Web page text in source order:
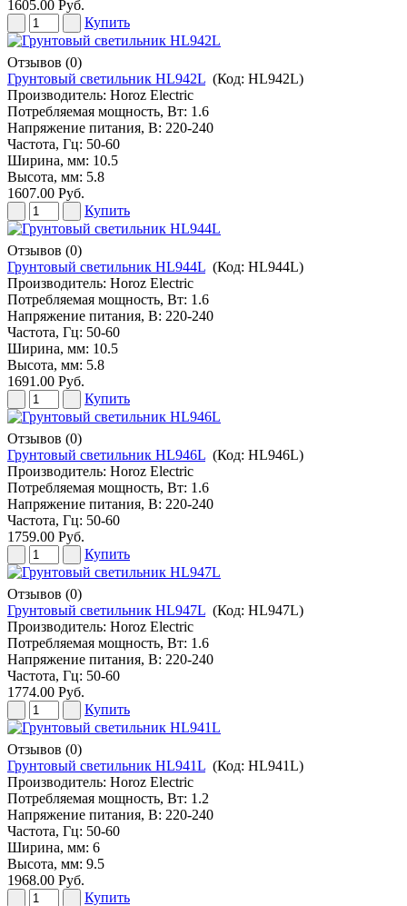
1605.00 Руб.
Купить
Отзывов (0)
Грунтовый светильник HL942L (Код: HL942L)
Производитель: Horoz Electric
Потребляемая мощность, Вт: 1.6
Напряжение питания, В: 220-240
Частота, Гц: 50-60
Ширина, мм: 10.5
Высота, мм: 5.8
1607.00 Руб.
Купить
Отзывов (0)
Грунтовый светильник HL944L (Код: HL944L)
Производитель: Horoz Electric
Потребляемая мощность, Вт: 1.6
Напряжение питания, В: 220-240
Частота, Гц: 50-60
Ширина, мм: 10.5
Высота, мм: 5.8
1691.00 Руб.
Купить
Отзывов (0)
Грунтовый светильник HL946L (Код: HL946L)
Производитель: Horoz Electric
Потребляемая мощность, Вт: 1.6
Напряжение питания, В: 220-240
Частота, Гц: 50-60
1759.00 Руб.
Купить
Отзывов (0)
Грунтовый светильник HL947L (Код: HL947L)
Производитель: Horoz Electric
Потребляемая мощность, Вт: 1.6
Напряжение питания, В: 220-240
Частота, Гц: 50-60
1774.00 Руб.
Купить
Отзывов (0)
Грунтовый светильник HL941L (Код: HL941L)
Производитель: Horoz Electric
Потребляемая мощность, Вт: 1.2
Напряжение питания, В: 220-240
Частота, Гц: 50-60
Ширина, мм: 6
Высота, мм: 9.5
1968.00 Руб.
Купить